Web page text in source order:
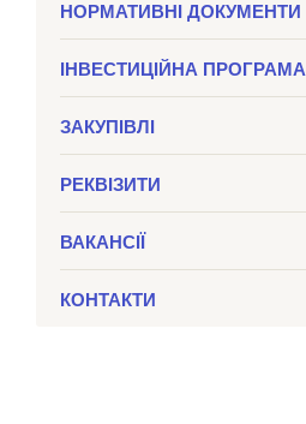
НОРМАТИВНI ДОКУМЕНТИ
ІНВЕСТИЦІЙНА ПРОГРАМА
ЗАКУПIВЛI
РЕКВІЗИТИ
ВАКАНСІЇ
КОНТАКТИ